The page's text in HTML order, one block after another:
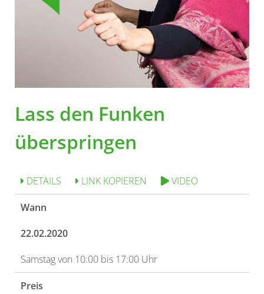
Lass den Funken
überspringen
DETAILS LINK KOPIEREN VIDEO
Wann
22.02.2020
Samstag von 10:00 bis 17:00 Uhr
Preis